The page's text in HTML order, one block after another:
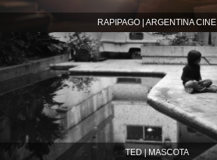
RAPIPAGO | ARGENTINA CINE
TED | MASCOTA